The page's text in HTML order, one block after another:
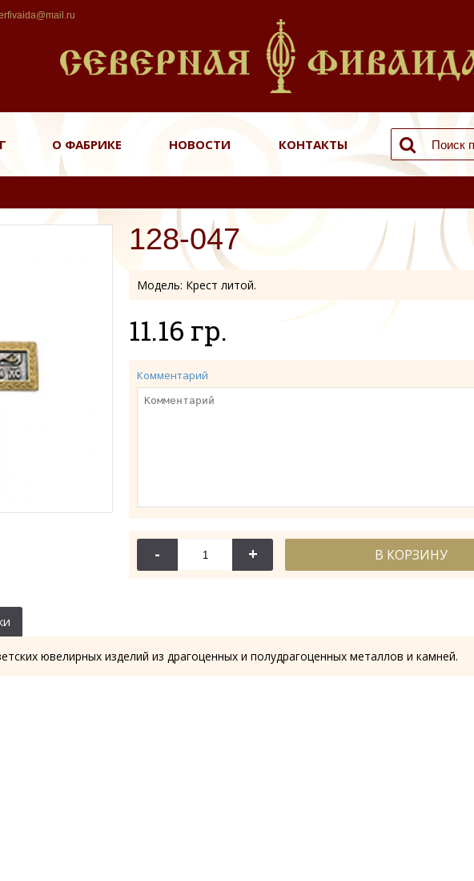
О ФАБРИКЕ НОВОСТИ КОНТАКТЫ
114-044
128-047
Модель: Крест литой.
11.16 гр.
Комментарий
- + В КОРЗИНУ
ювелирных изделий из драгоценных и полудрагоценных металлов и камней.